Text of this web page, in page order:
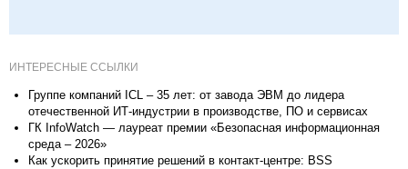
ИНТЕРЕСНЫЕ ССЫЛКИ
Группе компаний ICL – 35 лет: от завода ЭВМ до лидера
отечественной ИТ-индустрии в производстве, ПО и сервисах
ГК InfoWatch — лауреат премии «Безопасная информационная
среда – 2026»
Как ускорить принятие решений в контакт-центре: BSS